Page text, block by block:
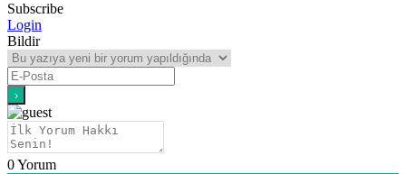
Subscribe
Login
Bildir
0Yorum